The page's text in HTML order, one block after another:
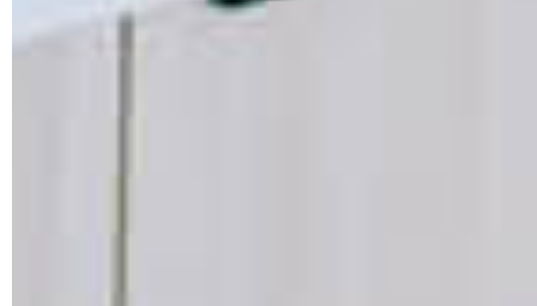
Nutzung der Dienste gesammelt haben.